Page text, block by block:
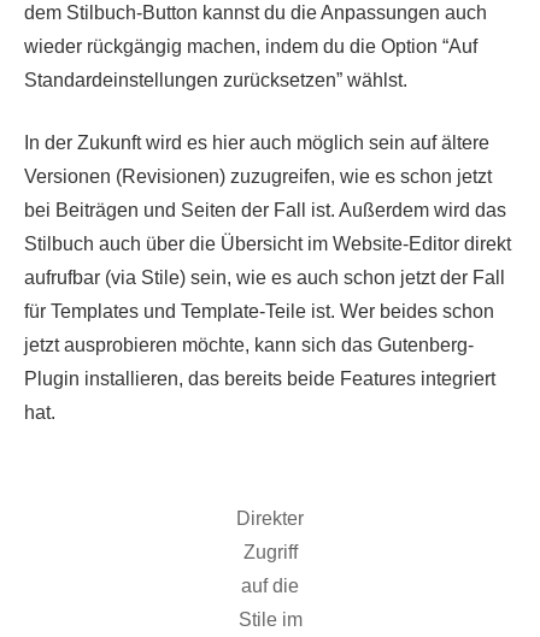
dem Stilbuch-Button kannst du die Anpassungen auch
wieder rückgängig machen, indem du die Option “Auf
Standardeinstellungen zurücksetzen” wählst.
In der Zukunft wird es hier auch möglich sein auf ältere
Versionen (Revisionen) zuzugreifen, wie es schon jetzt
bei Beiträgen und Seiten der Fall ist. Außerdem wird das
Stilbuch auch über die Übersicht im Website-Editor direkt
aufrufbar (via Stile) sein, wie es auch schon jetzt der Fall
für Templates und Template-Teile ist. Wer beides schon
jetzt ausprobieren möchte, kann sich das Gutenberg-
Plugin installieren, das bereits beide Features integriert
hat.
Direkter
Zugriff
auf die
Stile im